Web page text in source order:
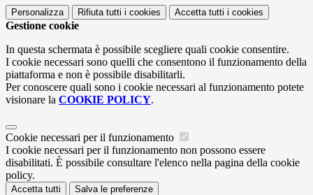
Personalizza Rifiuta tutti i cookies Accetta tutti i cookies
Gestione cookie
In questa schermata è possibile scegliere quali cookie consentire.
I cookie necessari sono quelli che consentono il funzionamento della
piattaforma e non è possibile disabilitarli.
Per conoscere quali sono i cookie necessari al funzionamento potete
visionare la COOKIE POLICY.
Cookie necessari per il funzionamento
I cookie necessari per il funzionamento non possono essere
disabilitati. È possibile consultare l'elenco nella pagina della cookie
policy.
Accetta tutti Salva le preferenze